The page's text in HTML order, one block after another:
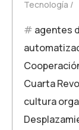
Tecnología
agentes
Cuarta
cultura